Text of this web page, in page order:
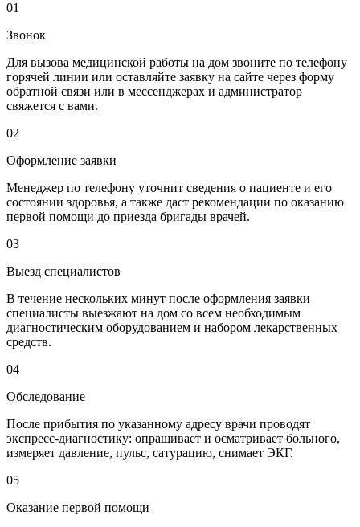
01
Звонок
Для вызова медицинской работы на дом звоните по телефону
горячей линии или оставляйте заявку на сайте через форму
обратной связи или в мессенджерах и администратор
свяжется с вами.
02
Оформление заявки
Менеджер по телефону уточнит сведения о пациенте и его
состоянии здоровья, а также даст рекомендации по оказанию
первой помощи до приезда бригады врачей.
03
Выезд специалистов
В течение нескольких минут после оформления заявки
специалисты выезжают на дом со всем необходимым
диагностическим оборудованием и набором лекарственных
средств.
04
Обследование
После прибытия по указанному адресу врачи проводят
экспресс-диагностику: опрашивает и осматривает больного,
измеряет давление, пульс, сатурацию, снимает ЭКГ.
05
Оказание первой помощи